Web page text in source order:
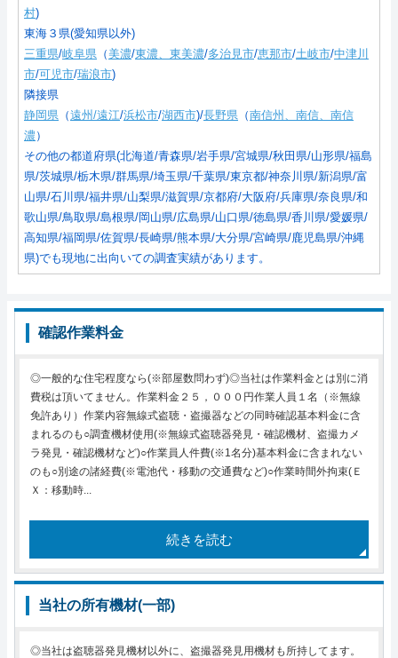
村)
東海３県(愛知県以外)
三重県/岐阜県 （美濃/東濃、東美濃/多治見市/恵那市/土岐市/中津川
市/可児市/瑞浪市)
隣接県
静岡県 （遠州/遠江/浜松市/湖西市)/長野県 （南信州、南信、南信
濃 ）
その他の都道府県(北海道/青森県/岩手県/宮城県/秋田県/山形県/福島
県/茨城県/栃木県/群馬県/埼玉県/千葉県/東京都/神奈川県/新潟県/富
山県/石川県/福井県/山梨県/滋賀県/京都府/大阪府/兵庫県/奈良県/和
歌山県/鳥取県/島根県/岡山県/広島県/山口県/徳島県/香川県/愛媛県/
高知県/福岡県/佐賀県/長崎県/熊本県/大分県/宮崎県/鹿児島県/沖縄
県)でも現地に出向いての調査実績があります。
確認作業料金
◎一般的な住宅程度なら(※部屋数問わず)◎当社は作業料金とは別に消
費税は頂いてません。作業料金２５，０００円作業人員１名（※無線
免許あり）作業内容無線式盗聴・盗撮器などの同時確認基本料金に含
まれるのも○調査機材使用(※無線式盗聴器発見・確認機材、盗撮カメ
ラ発見・確認機材など)○作業員人件費(※1名分)基本料金に含まれない
のも○別途の諸経費(※電池代・移動の交通費など)○作業時間外拘束(Ｅ
Ｘ：移動時...
続きを読む
当社の所有機材(一部)
◎当社は盗聴器発見機材以外に、盗撮器発見用機材も所持してます。